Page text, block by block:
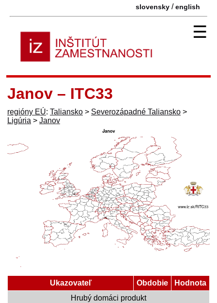
slovensky /english
☰
Janov – ITC33
regióny EÚ: Taliansko > Severozápadné Taliansko >
Ligúria > Janov
Ukazovateľ Obdobie
Hodnota
Hrubý domáci produkt